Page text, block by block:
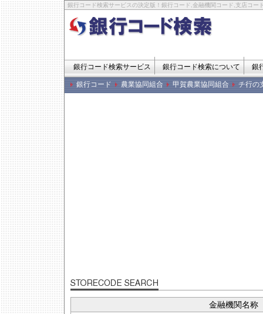
銀行コード検索サービスの決定版！銀行コード,金融機関コード,支店コー
銀行コード検索サービス 銀行コード検索について 銀
銀行コード 農業協同組合 甲賀農業協同組合 チ行の
金融機関名称